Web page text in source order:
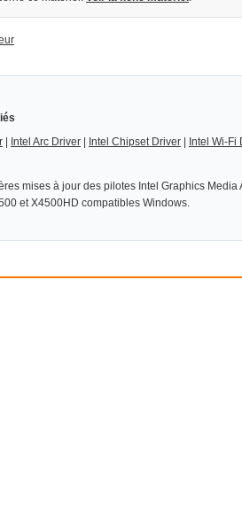
Intel Arc Driver Intel Chipset Driver Intel Wi-Fi
mises à jour des pilotes Intel Graphics Media
et X4500HD compatibles Windows.